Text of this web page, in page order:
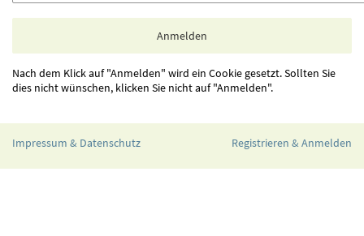
Nach dem Klick auf "Anmelden" wird ein Cookie gesetzt. Sollten Sie
dies nicht wünschen, klicken Sie nicht auf "Anmelden".
Impressum & Datenschutz Registrieren & Anmelden